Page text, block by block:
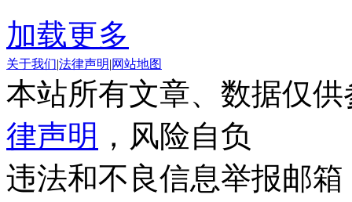
加载更多
关于我们|法律声明|网站地图
本站所有文章、数据仅
律声明 ，风险自负
违法和不良信息举报邮箱